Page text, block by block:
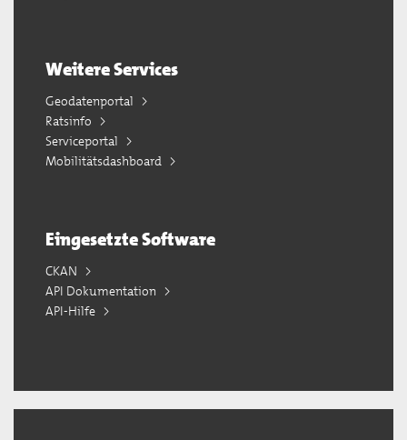
Weitere Services
Geodatenportal
Ratsinfo
Serviceportal
Mobilitätsdashboard
Eingesetzte Software
CKAN
API Dokumentation
API-Hilfe